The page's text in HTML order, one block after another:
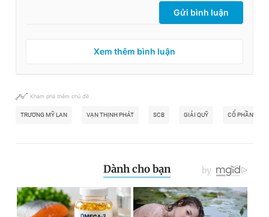
Gửi bình luận
Xem thêm bình luận
Khám phá thêm chủ đề
TRƯƠNG MỸ LAN VẠN THỊNH PHÁT SCB GIẢI QUỸ CỔ PHẦN